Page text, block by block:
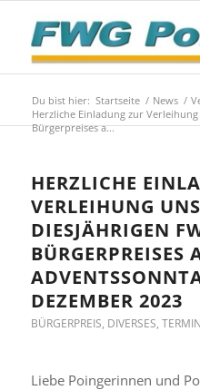
Du bist hier: Startseite / News /
Herzliche Einladung zur
Bürgerpreises a...
HERZLICHE
VERLEIHUNG
DIESJÄHRIGEN
BÜRGERPREISES
DEZEMBER 2023
BÜRGERPREIS, DIVERSES,
Liebe Poingerinnen und